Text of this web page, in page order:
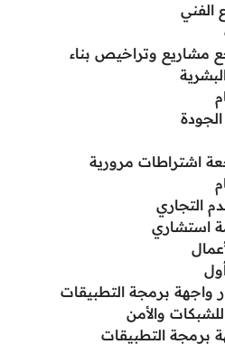
الفني
مشاريع وتراخيص بناء
اشتراطات مرورية
التجاري
استشاري
واجهة برمجة التطبيقات
والأمن
برمجة التطبيقات